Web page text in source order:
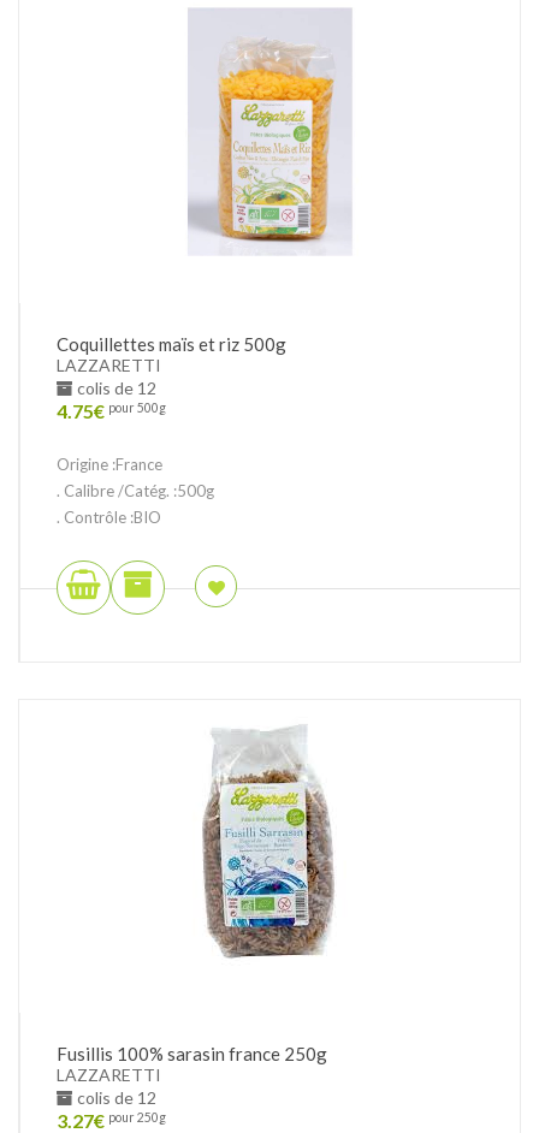
Coquillettes maïs et riz 500g
LAZZARETTI
colis de 12
4.75€ pour 500g
Origine :France
. Calibre /Catég. :500g
. Contrôle :BIO
Fusillis 100% sarasin france 250g
LAZZARETTI
colis de 12
3.27€ pour 250g